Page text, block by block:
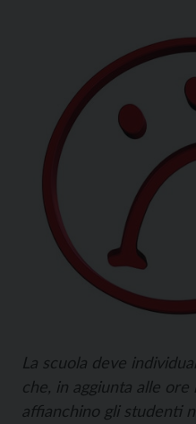
La scuola deve
che, in aggiunta alle ore
affianchino gli studenti